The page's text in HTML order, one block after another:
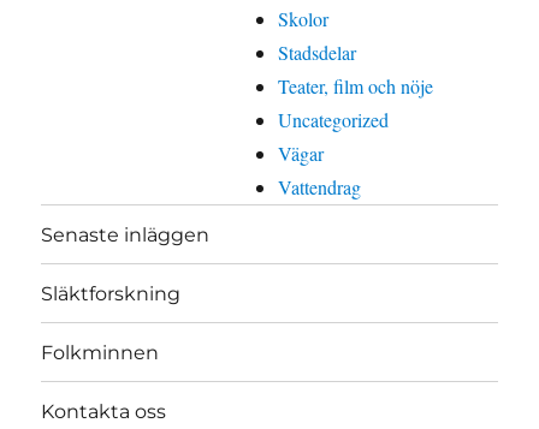
Skolor
Stadsdelar
Teater, film och nöje
Uncategorized
Vägar
Vattendrag
Senaste inläggen
Släktforskning
Folkminnen
Kontakta oss